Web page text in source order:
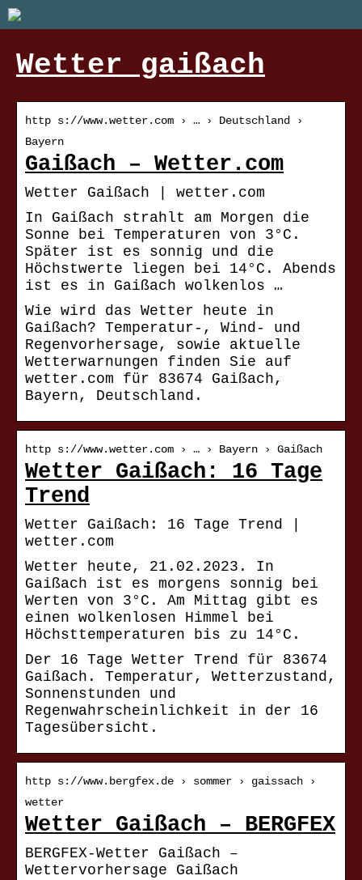
Wetter gaißach
http s://www.wetter.com › … › Deutschland ›
Bayern
Gaißach – Wetter.com
Wetter Gaißach | wetter.com
In Gaißach strahlt am Morgen die
Sonne bei Temperaturen von 3°C.
Später ist es sonnig und die
Höchstwerte liegen bei 14°C. Abends
ist es in Gaißach wolkenlos …
Wie wird das Wetter heute in
Gaißach? Temperatur-, Wind- und
Regenvorhersage, sowie aktuelle
Wetterwarnungen finden Sie auf
wetter.com für 83674 Gaißach,
Bayern, Deutschland.
http s://www.wetter.com › … › Bayern › Gaißach
Wetter Gaißach: 16 Tage
Trend
Wetter Gaißach: 16 Tage Trend |
wetter.com
Wetter heute, 21.02.2023. In
Gaißach ist es morgens sonnig bei
Werten von 3°C. Am Mittag gibt es
einen wolkenlosen Himmel bei
Höchsttemperaturen bis zu 14°C.
Der 16 Tage Wetter Trend für 83674
Gaißach. Temperatur, Wetterzustand,
Sonnenstunden und
Regenwahrscheinlichkeit in der 16
Tagesübersicht.
http s://www.bergfex.de › sommer › gaissach ›
wetter
Wetter Gaißach – BERGFEX
BERGFEX-Wetter Gaißach –
Wettervorhersage Gaißach